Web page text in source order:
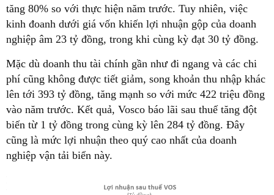
tăng 80% so với thực hiện năm trước. Tuy nhiên, việc
kinh đoanh dưới giá vốn khiến lợi nhuận gộp của doanh
nghiệp âm 23 tỷ đồng, trong khi cùng kỳ đạt 30 tỷ đồng.
Mặc dù doanh thu tài chính gần như đi ngang và các chi
phí cũng không được tiết giảm, song khoản thu nhập khác
lên tới 393 tỷ đồng, tăng mạnh so với mức 422 triệu đồng
vào năm trước. Kết quả, Vosco báo lãi sau thuế tăng đột
biến từ 1 tỷ đồng trong cùng kỳ lên 284 tỷ đồng. Đây
cũng là mức lợi nhuận theo quý cao nhất của doanh
nghiệp vận tải biển này.